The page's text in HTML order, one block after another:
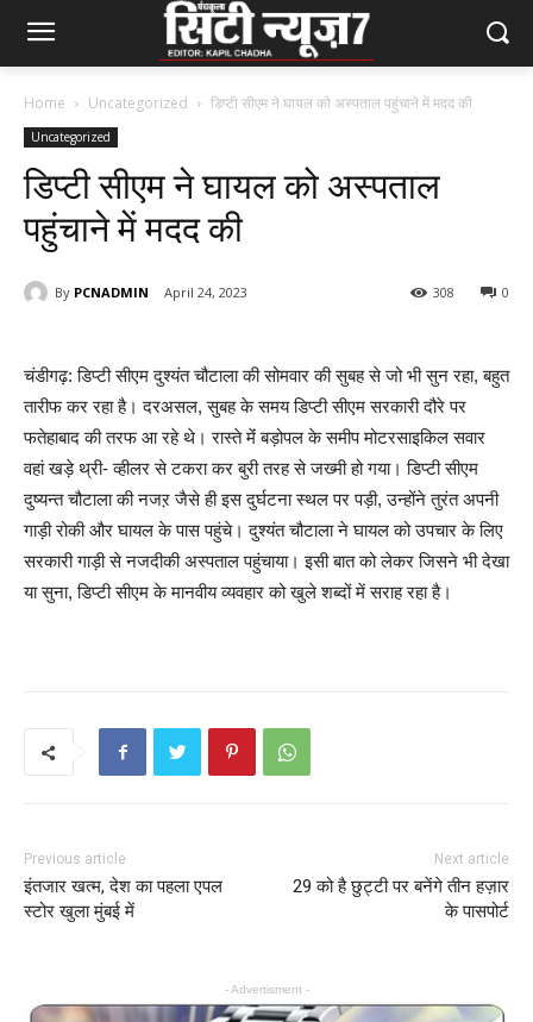
Home Uncategorized डिप्टी सीएम ने घायल को अस्पताल पहुंचाने में मदद की
Uncategorized
डिप्टी सीएम ने घायल को अस्पताल
पहुंचाने में मदद की
By PCNADMIN April 24, 2023 0
308
चंडीगढ़: डिप्टी सीएम दुश्यंत चौटाला की सोमवार की सुबह से जो भी सुन रहा, बहुत
तारीफ कर रहा है। दरअसल, सुबह के समय डिप्टी सीएम सरकारी दौरे पर
फतेहाबाद की तरफ आ रहे थे। रास्ते मेंं बड़ोपल के समीप मोटरसाइकिल सवार
वहां खड़े थ्री- व्हीलर से टकरा कर बुरी तरह से जख्मी हो गया। डिप्टी सीएम
दुष्यन्त चौटाला की नजऱ जैसे ही इस दुर्घटना स्थल पर पड़ी, उन्होंने तुरंत अपनी
गाड़ी रोकी और घायल के पास पहुंचे। दुश्यंत चौटाला ने घायल को उपचार के लिए
सरकारी गाड़ी से नजदीकी अस्पताल पहुंचाया। इसी बात को लेकर जिसने भी देखा
या सुना, डिप्टी सीएम के मानवीय व्यवहार को खुले शब्दों में सराह रहा है।
Previous article
इंतजार खत्म, देश का पहला एपल
स्टोर खुला मुंबई में
Next article
29 को है छुट्टी पर बनेंगे तीन हज़ार
के पासपोर्ट
- Advertisment -